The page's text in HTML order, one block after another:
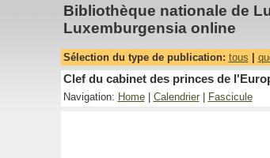
Bibliothèque nationale de
Luxemburgensia online
Sélection du type de publication: tous
Clef du cabinet des princes de
Navigation: Home| Calendrier| Fascicule